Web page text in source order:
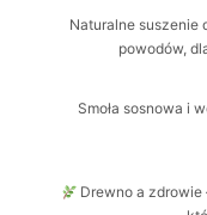
Naturalne suszenie
powodów,
Smoła sosnowa i
Drewno a zdrowie